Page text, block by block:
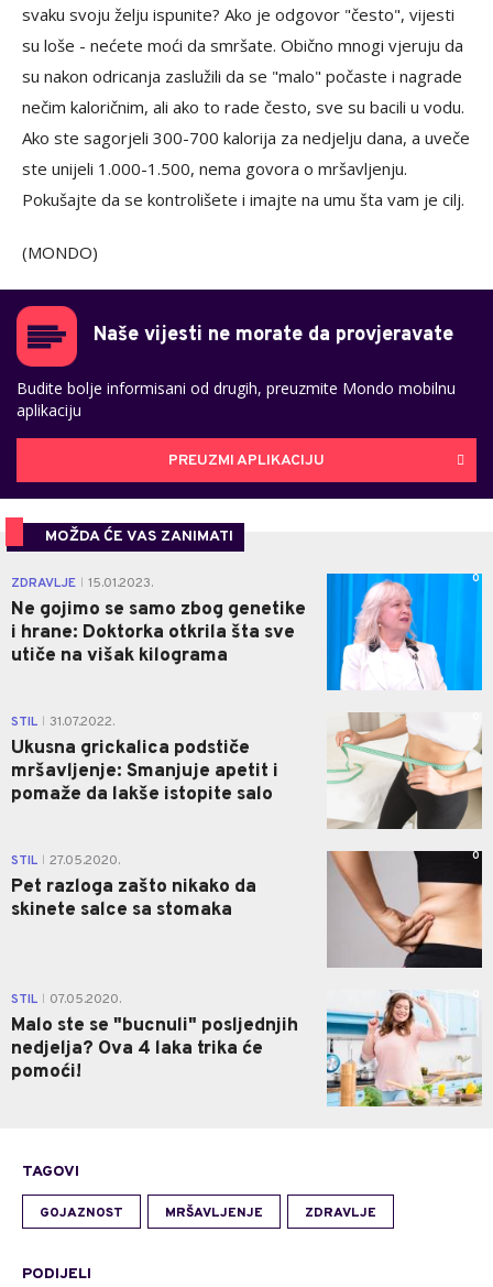
svaku svoju želju ispunite? Ako je odgovor "često", vijesti
su loše - nećete moći da smršate. Obično mnogi vjeruju da
su nakon odricanja zaslužili da se "malo" počaste i nagrade
nečim kaloričnim, ali ako to rade često, sve su bacili u vodu.
Ako ste sagorjeli 300-700 kalorija za nedjelju dana, a uveče
ste unijeli 1.000-1.500, nema govora o mršavljenju.
Pokušajte da se kontrolišete i imajte na umu šta vam je cilj.
(MONDO)
Naše vijesti ne morate da provjeravate
Budite bolje informisani od drugih, preuzmite Mondo mobilnu
aplikaciju
PREUZMI APLIKACIJU
MOŽDA ĆE VAS ZANIMATI
ZDRAVLJE 15.01.2023.
Ne gojimo se samo zbog genetike
i hrane: Doktorka otkrila šta sve
utiče na višak kilograma
0
STIL 31.07.2022.
Ukusna grickalica podstiče
mršavljenje: Smanjuje apetit i
pomaže da lakše istopite salo
STIL 27.05.2020.
Pet razloga zašto nikako da
skinete salce sa stomaka
0
STIL 07.05.2020.
Malo ste se "bucnuli" posljednjih
nedjelja? Ova 4 laka trika će
pomoći!
0
TAGOVI
GOJAZNOST MRŠAVLJENJE ZDRAVLJE
PODIJELI